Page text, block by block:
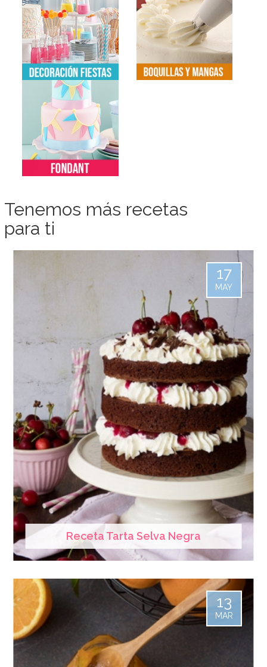
Tenemos más recetas
para ti
Receta Tarta Selva Negra
17
MAY
13
MAR